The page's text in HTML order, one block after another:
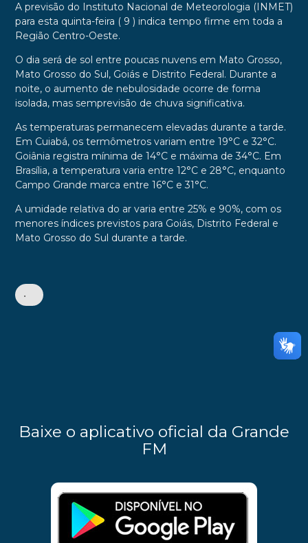
A previsão do Instituto Nacional de Meteorologia (INMET)
para esta quinta-feira ( 9 ) indica tempo firme em toda a
Região Centro-Oeste.
O dia será de sol entre poucas nuvens em Mato Grosso,
Mato Grosso do Sul, Goiás e Distrito Federal. Durante a
noite, o aumento de nebulosidade ocorre de forma
isolada, mas semprevisão de chuva significativa.
As temperaturas permanecem elevadas durante a tarde.
Em Cuiabá, os termômetros variam entre 19°C e 32°C.
Goiânia registra mínima de 14°C e máxima de 34°C. Em
Brasília, a temperatura varia entre 12°C e 28°C, enquanto
Campo Grande marca entre 16°C e 31°C.
A umidade relativa do ar varia entre 25% e 90%, com os
menores índices previstos para Goiás, Distrito Federal e
Mato Grosso do Sul durante a tarde.
•
Baixe o aplicativo oficial da Grande
FM